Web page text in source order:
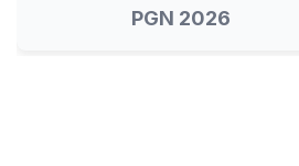
PGN 2026